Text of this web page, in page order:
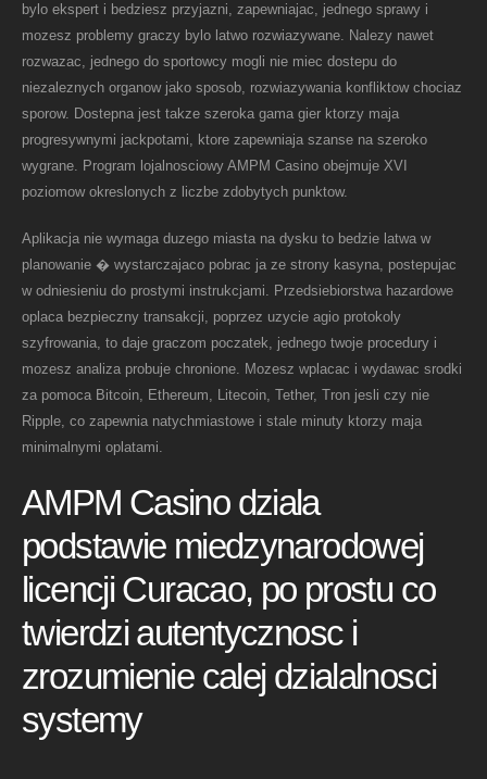
bylo ekspert i bedziesz przyjazni, zapewniajac, jednego sprawy i
mozesz problemy graczy bylo latwo rozwiazywane. Nalezy nawet
rozwazac, jednego do sportowcy mogli nie miec dostepu do
niezaleznych organow jako sposob, rozwiazywania konfliktow chociaz
sporow. Dostepna jest takze szeroka gama gier ktorzy maja
progresywnymi jackpotami, ktore zapewniaja szanse na szeroko
wygrane. Program lojalnosciowy AMPM Casino obejmuje XVI
poziomow okreslonych z liczbe zdobytych punktow.
Aplikacja nie wymaga duzego miasta na dysku to bedzie latwa w
planowanie � wystarczajaco pobrac ja ze strony kasyna, postepujac
w odniesieniu do prostymi instrukcjami. Przedsiebiorstwa hazardowe
oplaca bezpieczny transakcji, poprzez uzycie agio protokoly
szyfrowania, to daje graczom poczatek, jednego twoje procedury i
mozesz analiza probuje chronione. Mozesz wplacac i wydawac srodki
za pomoca Bitcoin, Ethereum, Litecoin, Tether, Tron jesli czy nie
Ripple, co zapewnia natychmiastowe i stale minuty ktorzy maja
minimalnymi oplatami.
AMPM Casino dziala
podstawie miedzynarodowej
licencji Curacao, po prostu co
twierdzi autentycznosc i
zrozumienie calej dzialalnosci
systemy